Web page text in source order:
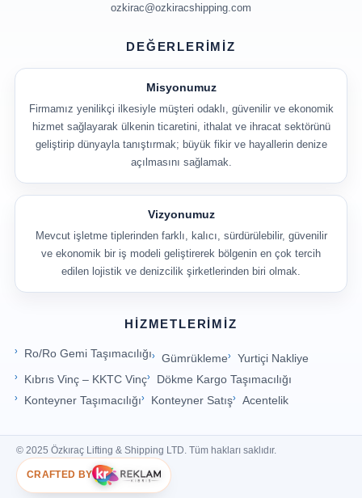
ozkirac@ozkiracshipping.com
DEĞERLERIMIZ
Misyonumuz
Firmamız yenilikçi ilkesiyle müşteri odaklı, güvenilir ve ekonomik
hizmet sağlayarak ülkenin ticaretini, ithalat ve ihracat sektörünü
geliştirip dünyayla tanıştırmak; büyük fikir ve hayallerin denize
açılmasını sağlamak.
Vizyonumuz
Mevcut işletme tiplerinden farklı, kalıcı, sürdürülebilir, güvenilir
ve ekonomik bir iş modeli geliştirerek bölgenin en çok tercih
edilen lojistik ve denizcilik şirketlerinden biri olmak.
HIZMETLERIMIZ
Ro/Ro Gemi Taşımacılığı Gümrükleme
Yurtiçi Nakliye
Kıbrıs Vinç – KKTC Vinç
Dökme Kargo Taşımacılığı
Konteyner Taşımacılığı
Konteyner Satış Acentelik
© 2025 Özkıraç Lifting & Shipping LTD. Tüm hakları saklıdır.
CRAFTED BY